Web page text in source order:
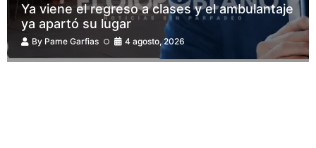
Ya viene el regreso a clases y el ambulantaje
ya apartó su lugar
By Pame Garfias 4 agosto, 2026